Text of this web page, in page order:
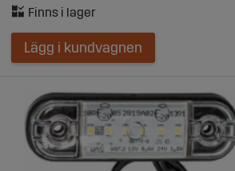
Lägg i kundvagnen